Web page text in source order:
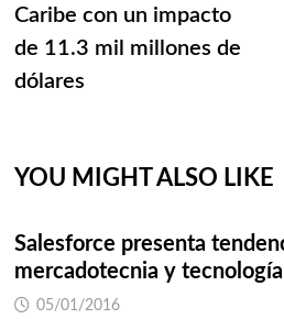
Caribe con un impacto
de 11.3 mil millones de
dólares
YOU MIGHT ALSO LIKE
Salesforce presenta
mercadotecnia y tecnología
05/01/2016